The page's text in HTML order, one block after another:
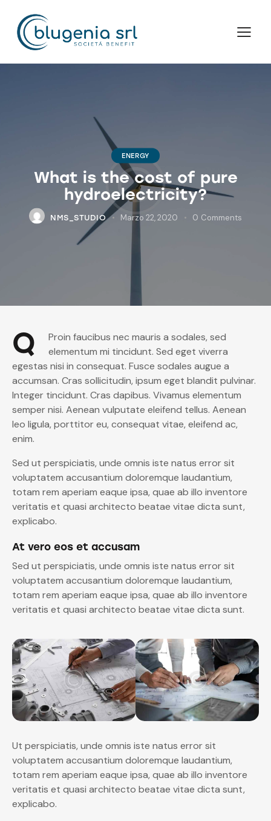
ENERGY
What is the cost of pure
hydroelectricity?
NMS_STUDIO Marzo 22, 2020 0 Comments
Q
Proin faucibus nec mauris a sodales, sed
elementum mi tincidunt. Sed eget viverra
egestas nisi in consequat. Fusce sodales augue a
accumsan. Cras sollicitudin, ipsum eget blandit pulvinar.
Integer tincidunt. Cras dapibus. Vivamus elementum
semper nisi. Aenean vulputate eleifend tellus. Aenean
leo ligula, porttitor eu, consequat vitae, eleifend ac,
enim.
Sed ut perspiciatis, unde omnis iste natus error sit
voluptatem accusantium doloremque laudantium,
totam rem aperiam eaque ipsa, quae ab illo inventore
veritatis et quasi architecto beatae vitae dicta sunt,
explicabo.
At vero eos et accusam
Sed ut perspiciatis, unde omnis iste natus error sit
voluptatem accusantium doloremque laudantium,
totam rem aperiam eaque ipsa, quae ab illo inventore
veritatis et quasi architecto beatae vitae dicta sunt.
Ut perspiciatis, unde omnis iste natus error sit
voluptatem accusantium doloremque laudantium,
totam rem aperiam eaque ipsa, quae ab illo inventore
veritatis et quasi architecto beatae vitae dicta sunt,
explicabo.